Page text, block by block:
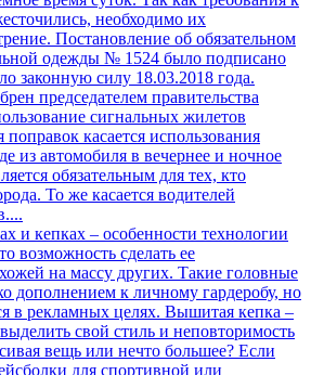
необходимо их
Постановление об обязательном
одежды № 1524 было подписано
законную силу 18.03.2018 года.
председателем правительства
сигнальных жилетов
касается использования
из автомобиля в вечернее и ночное
обязательным для тех, кто
То же касается водителей
и кепках – особенности технологии
возможность сделать ее
на массу других. Такие головные
дополнением к личному гардеробу, но
в рекламных целях. Вышитая кепка –
свой стиль и неповторимость
вещь или нечто большее? Если
для спортивной или